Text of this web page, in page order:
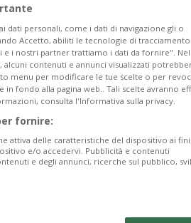
dati personali, come i dati di navigazione gli o
Accetto, abiliti le tecnologie di tracciamento
i nostri partner trattiamo i dati da fornire". Nel
contenuti e annunci visualizzati
menu per modificare le tue scelte o per
fondo alla pagina web.. Tali scelte avranno
consulta l'Informativa sulla privacy.
fornire:
attiva delle caratteristiche del dispositivo ai fini
e/o accedervi. Pubblicità e contenuti
e degli annunci, ricerche sul pubblico,